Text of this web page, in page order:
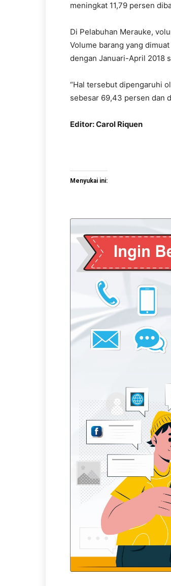
meningkat 11,79 persen
Di Pelabuhan Merauke,
Volume barang yang
dengan Januari-April 2018
“Hal tersebut dipengaruhi
sebesar 69,43 persen dan
Editor: Carol Riquen
Menyukai ini: